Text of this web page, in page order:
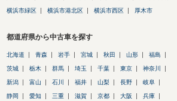
横浜市緑区 横浜市港北区 横浜市西区 厚木市
都道府県から中古車を探す
北海道 青森 岩手 宮城 秋田 山形 福島
茨城 栃木 群馬 埼玉 千葉 東京 神奈川
新潟 富山 石川 福井 山梨 長野 岐阜
静岡 愛知 三重 滋賀 京都 大阪 兵庫